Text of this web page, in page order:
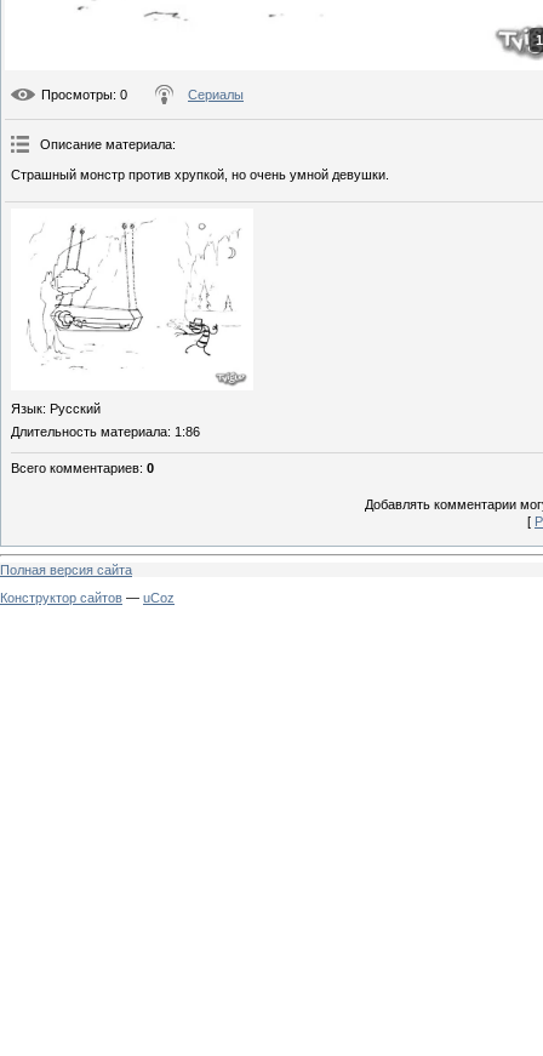
Просмотры: 0 Сериалы
Описание материала:
Страшный монстр против хрупкой, но очень умной девушки.
Язык: Русский
Длительность материала: 1:86
Всего комментариев: 0
Добавлять комментарии
[
Полная версия сайта
Конструктор сайтов — uCoz